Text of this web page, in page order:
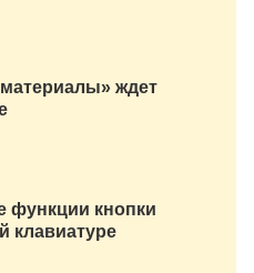
ждет
функции кнопки
клавиатуре